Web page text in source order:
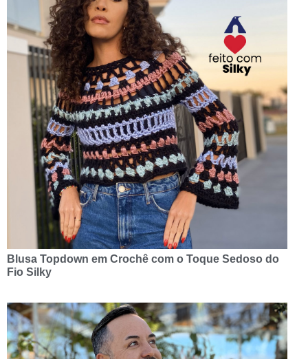
Blusa Topdown em Crochê com o Toque Sedoso do
Fio Silky